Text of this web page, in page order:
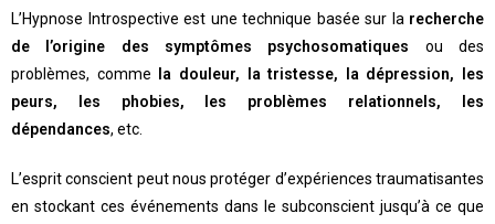
L’Hypnose Introspective est une technique basée sur la recherche
de l’origine des symptômes psychosomatiques ou des
problèmes, comme
la douleur, la tristesse, la dépression, les
peurs, les phobies, les problèmes relationnels, les
dépendances, etc.
L’esprit conscient peut nous protéger d’expériences traumatisantes
en stockant ces événements dans le subconscient jusqu’à ce que